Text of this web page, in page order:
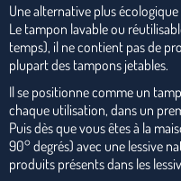
Une alternative plus
Le tampon lavable ou
temps), il ne contient pas de
plupart des tampons jetables.
Il se positionne comme un
chaque utilisation, dans un
Puis dès que vous êtes à la
90° degrés) avec une lessive
produits présents dans les